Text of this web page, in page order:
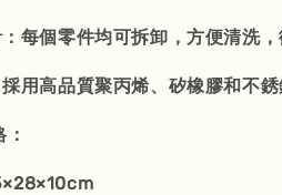
每個零件均可拆卸，方便清洗，
用高品質聚丙烯、矽橡膠和不銹